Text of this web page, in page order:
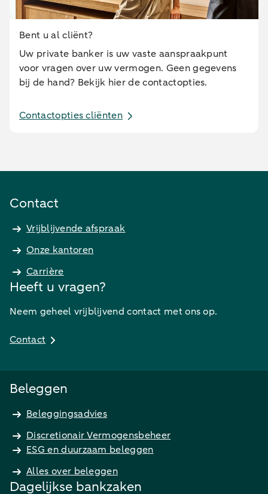
Bent u al cliënt?
Uw private banker is uw vaste aanspraakpunt
voor vragen over uw vermogen. Geen gegevens
bij de hand? Bekijk hier de contactopties.
Contactopties cliënten
Contact
Vrijblijvende afspraak
Onze kantoren
Carrière
Heeft u vragen?
Neem geheel vrijblijvend contact met ons op.
Contact
Beleggen
Beleggingsadvies
Discretionair Vermogensbeheer
ESG en duurzaam beleggen
Alles over beleggen
Dagelijkse bankzaken